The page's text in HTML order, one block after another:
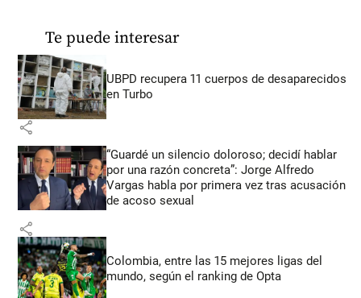
Te puede interesar
UBPD recupera 11 cuerpos de desaparecidos
en Turbo
share
“Guardé un silencio doloroso; decidí hablar
por una razón concreta”: Jorge Alfredo
Vargas habla por primera vez tras acusación
de acoso sexual
share
Colombia, entre las 15 mejores ligas del
mundo, según el ranking de Opta